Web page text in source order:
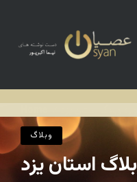
وبلاگ
استان یزد